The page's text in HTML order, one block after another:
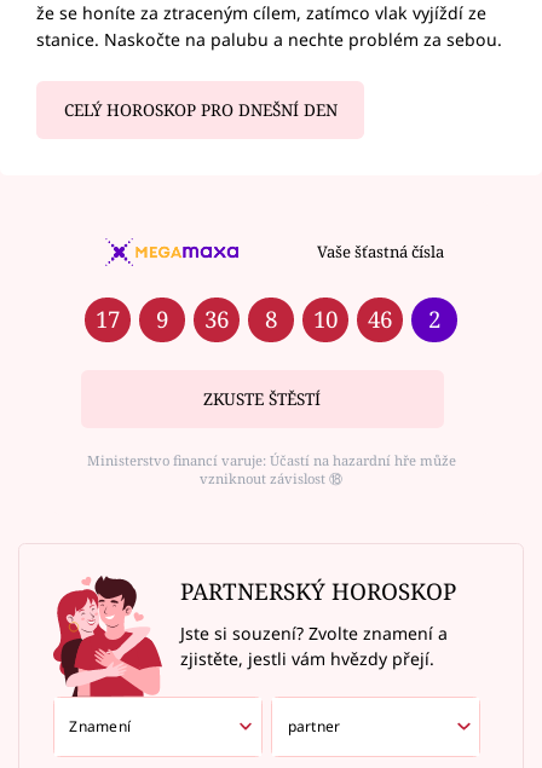
že se honíte za ztraceným cílem, zatímco vlak vyjíždí ze
stanice. Naskočte na palubu a nechte problém za sebou.
CELÝ HOROSKOP PRO DNEŠNÍ DEN
Vaše šťastná čísla
17 9 36 8 10 46 2
ZKUSTE ŠTĚSTÍ
Ministerstvo financí varuje: Účastí na hazardní hře může
vzniknout závislost ⑱
PARTNERSKÝ HOROSKOP
Jste si souzení? Zvolte znamení a
zjistěte, jestli vám hvězdy přejí.